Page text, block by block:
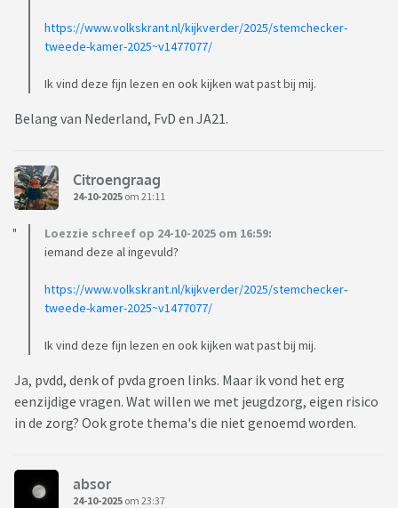
https://www.volkskrant.nl/kijkverder/2025/stemchecker-
tweede-kamer-2025~v1477077/
Ik vind deze fijn lezen en ook kijken wat past bij mij.
Belang van Nederland, FvD en JA21.
Citroengraag
24-10-2025 om 21:11
Loezzie schreef op 24-10-2025 om 16:59:
iemand deze al ingevuld?
https://www.volkskrant.nl/kijkverder/2025/stemchecker-
tweede-kamer-2025~v1477077/
Ik vind deze fijn lezen en ook kijken wat past bij mij.
Ja, pvdd, denk of pvda groen links. Maar ik vond het erg
eenzijdige vragen. Wat willen we met jeugdzorg, eigen risico
in de zorg? Ook grote thema's die niet genoemd worden.
absor
24-10-2025 om 23:37